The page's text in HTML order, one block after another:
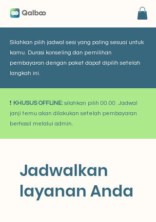
Silahkan pilih jadwal sesi yang paling sesuai untuk
kamu. Durasi konseling dan pemilihan
pembayaran dengan paket dapat dipilih setelah
langkah ini.
❗ KHUSUS OFFLINE: silahkan pilih 00.00. Jadwal
janji temu akan dilakukan setelah pembayaran
berhasil melalui admin.
Jadwalkan
layanan Anda